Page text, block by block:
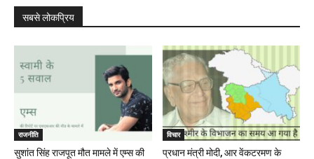
सबसे लोकप्रिय
राजनीति
सुशांत सिंह राजपूत मौत मामले में एम्स की
विचार
प्रधान मंत्री मोदी, आर वेंकटरमण के